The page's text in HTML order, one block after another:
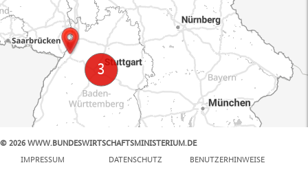
© 2026 WWW.BUNDESWIRTSCHAFTSMINISTERIUM.DE
IMPRESSUM
DATENSCHUTZ BENUTZERHINWEISE